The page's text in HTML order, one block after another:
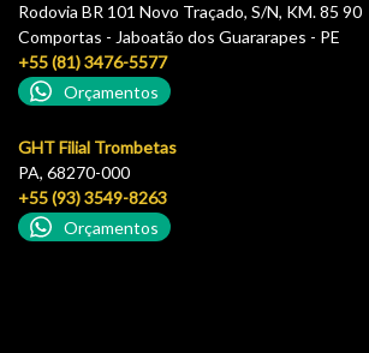
Rodovia BR 101 Novo Traçado, S/N, KM. 85 90
Comportas - Jaboatão dos Guararapes - PE
+55 (81) 3476-5577
Orçamentos
GHT Filial Trombetas
PA, 68270-000
+55 (93) 3549-8263
Orçamentos